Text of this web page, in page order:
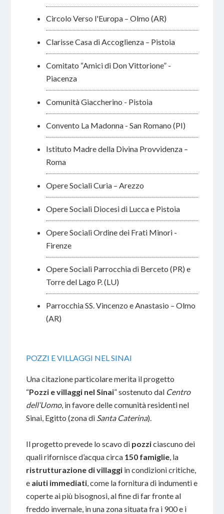
Circolo Verso l'Europa – Olmo (AR)
Clarisse Casa di Accoglienza – Pistoia
Comitato “Amici di Don Vittorione” -
Piacenza
Comunità Giaccherino - Pistoia
Convento La Madonna - San Romano (PI)
Istituto Madre della Divina Provvidenza –
Roma
Opere Sociali Curia – Arezzo
Opere Sociali Diocesi di Lucca e Pistoia
Opere Sociali Ordine dei Frati Minori -
Firenze
Opere Sociali Parrocchia di Berceto (PR) e
Torre del Lago P. (LU)
Parrocchia SS. Vincenzo e Anastasio – Olmo
(AR)
POZZI E VILLAGGI NEL SINAI
Una citazione particolare merita il progetto
“Pozzi e villaggi nel Sinai” sostenuto dal Centro
dell’Uomo, in favore delle comunità residenti nel
Sinai, Egitto (zona di Santa Caterina).
Il progetto prevede lo scavo di pozziciascuno dei
quali rifornisce d’acqua circa 150 famiglie, la
ristrutturazione di villaggi in condizioni critiche,
e aiuti immediati, come la fornitura di indumenti e
coperte ai più bisognosi, al fine di far fronte al
freddo invernale, in una zona situata fra i 900 e i